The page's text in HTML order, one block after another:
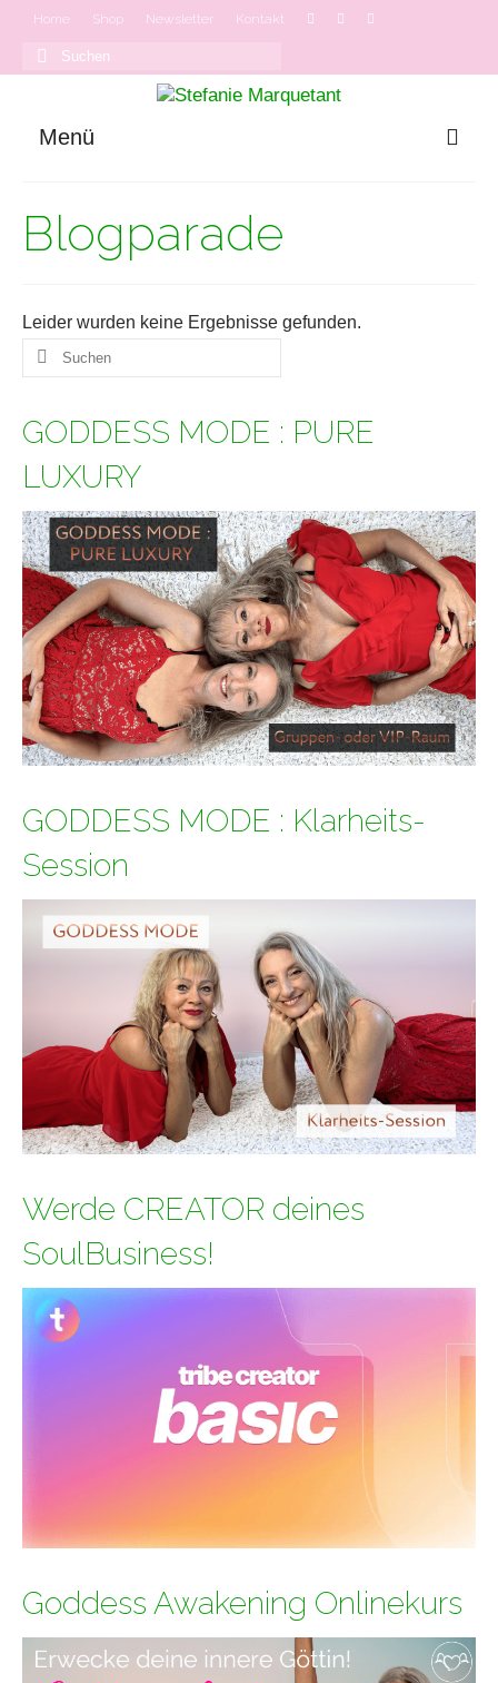
Home Shop Newsletter Kontakt
Suchen
Menü
Onlinekurse
Blogparade
Leider wurden keine Ergebnisse gefunden.
Suchen
nach:
GODDESS MODE : PURE
LUXURY
GODDESS MODE : Klarheits-
Session
Werde CREATOR deines
SoulBusiness!
Goddess Awakening Onlinekurs